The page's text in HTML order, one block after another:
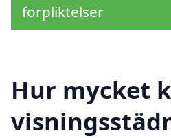
förpliktelser
Hur mycket